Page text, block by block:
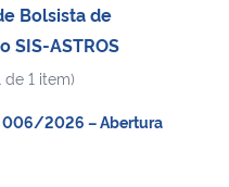
Bolsista de
SIS-ASTROS
1 item)
2026 – Abertura